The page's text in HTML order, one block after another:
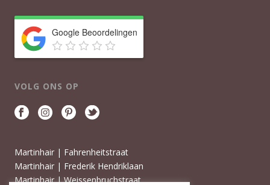
Google Beoordelingen
VOLG ONS OP
Martinhair | Fahrenheitstraat
Martinhair | Frederik Hendriklaan
Martinhair | Weissenbruchstraat